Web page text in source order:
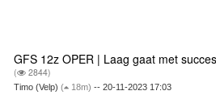
GFS 12z OPER | Laag gaat met
( 2844)
Timo (Velp) ( 18m) -- 20-11-2023 17:03